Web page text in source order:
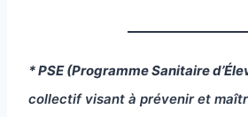
* PSE (Programme Sanitaire
collectif visant à prévenir et